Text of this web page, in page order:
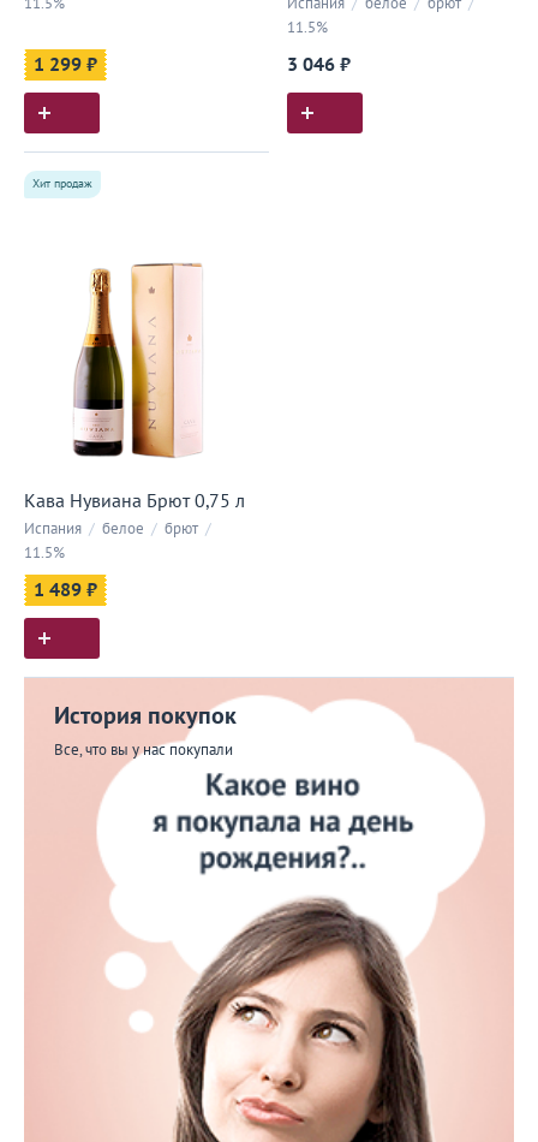
1 299 ₽
11.5%
3 046 ₽
Хит продаж
Кава Нувиана Брют 0,75 л
Испания / белое / брют /
11.5%
1 489 ₽
История покупок
Все, что вы у нас покупали